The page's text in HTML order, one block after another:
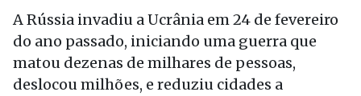
A Rússia invadiu a Ucrânia em 24 de fevereiro
do ano passado, iniciando uma guerra que
matou dezenas de milhares de pessoas,
deslocou milhões, e reduziu cidades a